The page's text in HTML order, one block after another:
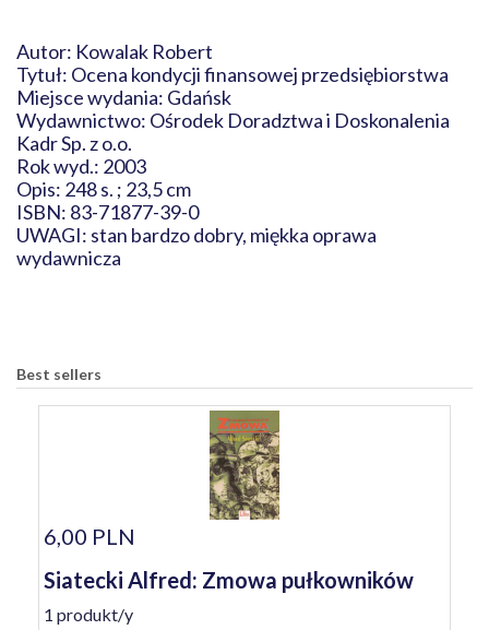
Autor: Kowalak Robert
Tytuł: Ocena kondycji finansowej przedsiębiorstwa
Miejsce wydania: Gdańsk
Wydawnictwo: Ośrodek Doradztwa i Doskonalenia
Kadr Sp. z o.o.
Rok wyd.: 2003
Opis: 248 s. ; 23,5 cm
ISBN: 83-71877-39-0
UWAGI: stan bardzo dobry, miękka oprawa
wydawnicza
Best sellers
6,00 PLN
Siatecki Alfred: Zmowa pułkowników
1 produkt/y